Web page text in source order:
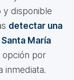
y disponible
detectar una
María
opción por
inmediata.